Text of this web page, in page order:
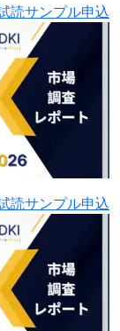
読サンプル申込
読サンプル申込